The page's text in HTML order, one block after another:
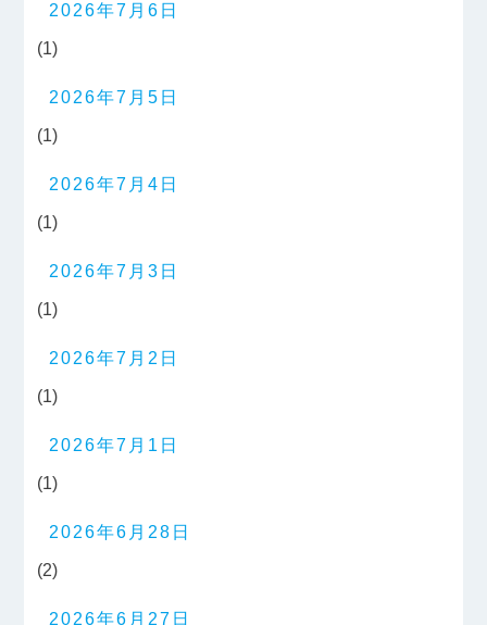
2026年7月6日
(1)
2026年7月5日
(1)
2026年7月4日
(1)
2026年7月3日
(1)
2026年7月2日
(1)
2026年7月1日
(1)
2026年6月28日
(2)
2026年6月27日